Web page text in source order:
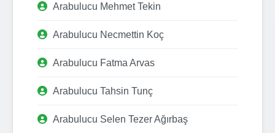
Arabulucu Mehmet Tekin
Arabulucu Necmettin Koç
Arabulucu Fatma Arvas
Arabulucu Tahsin Tunç
Arabulucu Selen Tezer Ağırbaş